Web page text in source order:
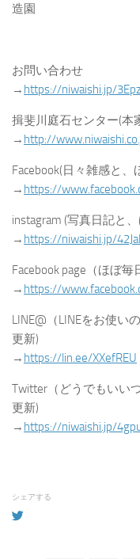
造園
お問い合わせ
→ https://niwaishi.jp/
揖斐川庭石センター(本
→ http://
Facebook(日々雑感と
→ https://
instagram (写真日記と
→ https://niwaishi.jp/
Facebook page（ほぼ
→ https://
LINE@（LINEをお使い
更新)
→ https://lin.ee/XXefREU
Twitter（どうでもいい
更新)
→ https://niwaishi.jp/
シェアする